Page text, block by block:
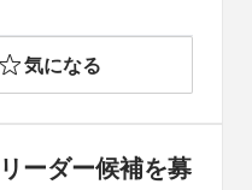
口県 徳島県 香川県
気になる
ーダー候補を募